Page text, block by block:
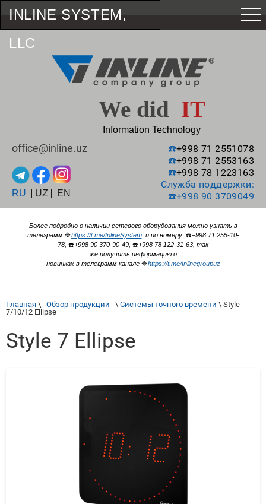
INLINE SYSTEM,
LLC
We did IT
Information Technology
office@inline.uz
RU UZ EN
☎️+998 71 2551078
☎️+998 71 2553163
☎️+998 78 1223163
Служба поддержки:
☎️+998 90 3709049
Более подробно о наличии сетевого оборудования можно узнать в
телеграмм 🔷https://t.me/InlineSystemи по номеру: ☎️+998 71 255-10-
78, ☎️+998 90 370-90-49, ☎️+998 78 122-31-63, так
же получить информацию о
новинках в телеграмм канале 🔷https://t.me/Inlinegroupuz
Главная \ Обзор продукции \ Системы точного времени \ Style
7/10/12 Ellipse
Style 7 Ellipse